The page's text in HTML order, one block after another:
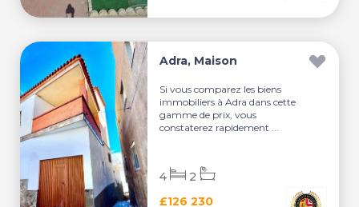
Adra, Maison
Si vous comparez les biens
immobiliers à Adra dans cette
gamme de prix, vous
constaterez rapidement ...
£126 230
4 2